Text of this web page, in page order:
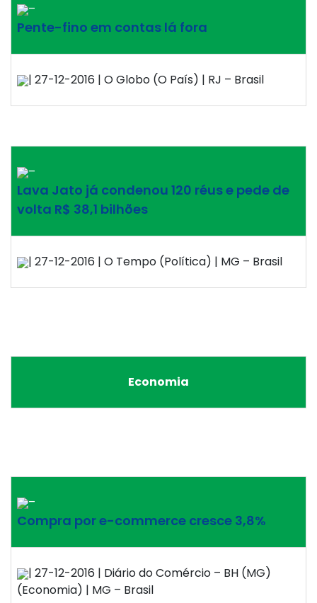
–
Pente-fino em contas lá fora
| 27-12-2016 | O Globo (O País) | RJ – Brasil
–
Lava Jato já condenou 120 réus e pede de
volta R$ 38,1 bilhões
| 27-12-2016 | O Tempo (Política) | MG – Brasil
Economia
–
Compra por e-commerce cresce 3,8%
| 27-12-2016 | Diário do Comércio – BH (MG)
(Economia) | MG – Brasil